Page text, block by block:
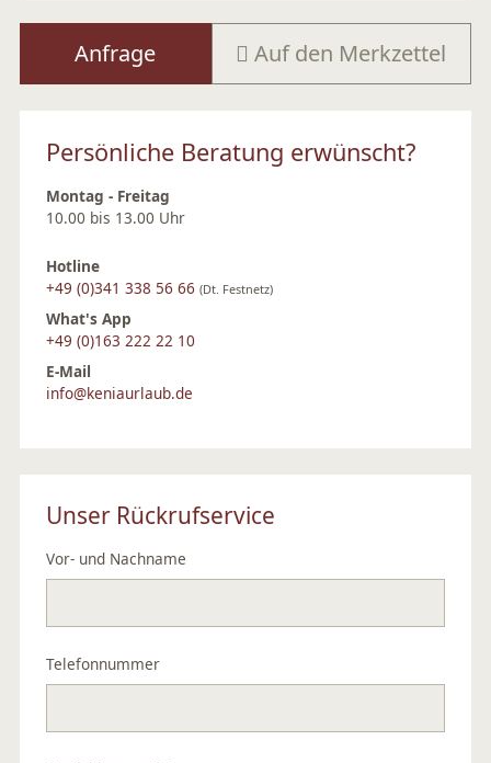
Anfrage Auf den Merkzettel
Persönliche Beratung erwünscht?
Montag - Freitag
10.00 bis 13.00 Uhr
Hotline
+49 (0)341 338 56 66 (Dt. Festnetz)
What's App
+49 (0)163 222 22 10
E-Mail
info@keniaurlaub.de
Unser Rückrufservice
Vor- und Nachname
Telefonnummer